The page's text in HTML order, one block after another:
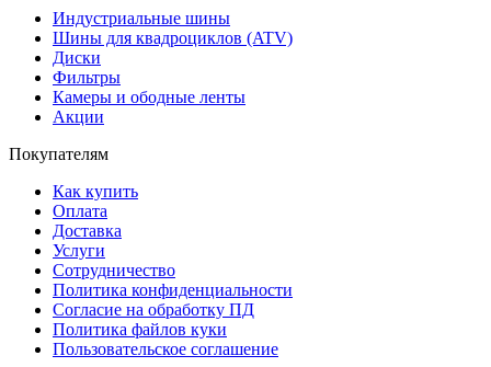
Индустриальные шины
Шины для квадроциклов (ATV)
Диски
Фильтры
Камеры и ободные ленты
Акции
Покупателям
Как купить
Оплата
Доставка
Услуги
Сотрудничество
Политика конфиденциальности
Согласие на обработку ПД
Политика файлов куки
Пользовательское соглашение